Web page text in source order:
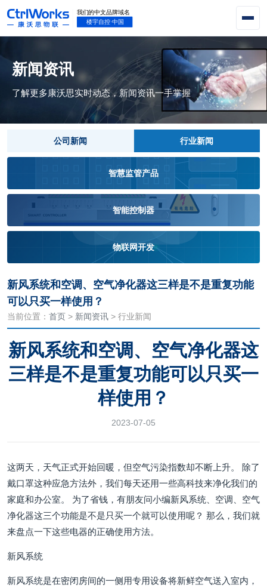
新闻资讯
了解更多康沃思实时动态，新闻资讯一手掌握
公司新闻 行业新闻
智慧监管产品
智能控制器
物联网开发
新风系统和空调、空气净化器这三样是不是重复功能
可以只买一样使用？
当前位置： 首页 > 新闻资讯 > 行业新闻
新风系统和空调、空气净化器这
三样是不是重复功能可以只买一
样使用？
2023-07-05
这两天，天气正式开始回暖，但空气污染指数却不断上升。 除了
戴口罩这种应急方法外，我们每天还用一些高科技来净化我们的
家庭和办公室。 为了省钱，有朋友问小编新风系统、空调、空气
净化器这三个功能是不是只买一个就可以使用呢？ 那么，我们就
来盘点一下这些电器的正确使用方法。
新风系统
新风系统是在密闭房间的一侧用专用设备将新鲜空气送入室内，